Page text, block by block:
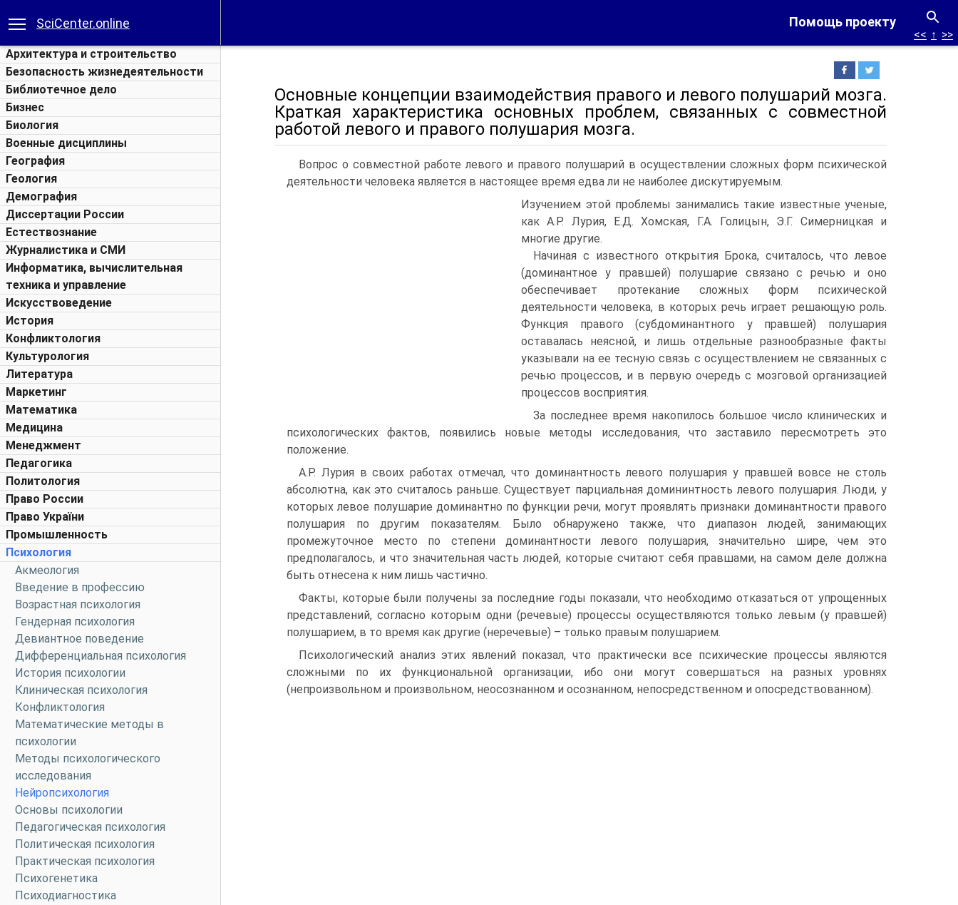
Помощь проекту
SciCenter.online
Архитектура и строительство
Безопасность жизнедеятельности
Библиотечное дело
Бизнес
Биология
Военные дисциплины
География
Геология
Демография
Диссертации России
Естествознание
Журналистика и СМИ
Информатика, вычислительная
техника и управление
Искусствоведение
История
Конфликтология
Культурология
Литература
Маркетинг
Математика
Медицина
Менеджмент
Педагогика
Политология
Право России
Право України
Промышленность
Психология
Акмеология
Введение в профессию
Возрастная психология
Гендерная психология
Девиантное поведение
Дифференциальная психология
История психологии
Клиническая психология
Конфликтология
Математические методы в
психологии
Методы психологического
исследования
Нейропсихология
Основы психологии
Педагогическая психология
Политическая психология
Практическая психология
Психогенетика
Психодиагностика
<< ↑ >>
Основные концепции взаимодействия правого и левого полушарий мозга.
Краткая характеристика основных проблем, связанных с совместной
работой левого и правого полушария мозга.
Вопрос о совместной работе левого и правого полушарий в осуществлении сложных форм психической
деятельности человека является в настоящее время едва ли не наиболее дискутируемым.
Изучением этой проблемы занимались такие известные ученые,
как А.Р. Лурия, Е.Д. Хомская, Г.А. Голицын, Э.Г. Симерницкая и
многие другие.
Начиная с известного открытия Брока, считалось, что левое
(доминантное у правшей) полушарие связано с речью и оно
обеспечивает протекание сложных форм психической
деятельности человека, в которых речь играет решающую роль.
Функция правого (субдоминантного у правшей) полушария
оставалась неясной, и лишь отдельные разнообразные факты
указывали на ее тесную связь с осуществлением не связанных с
речью процессов, и в первую очередь с мозговой организацией
процессов восприятия.
За последнее время накопилось большое число клинических и
психологических фактов, появились новые методы исследования, что заставило пересмотреть это
положение.
А.Р. Лурия в своих работах отмечал, что доминантность левого полушария у правшей вовсе не столь
абсолютна, как это считалось раньше. Существует парциальная домининтность левого полушария. Люди, у
которых левое полушарие доминантно по функции речи, могут проявлять признаки доминантности правого
полушария по другим показателям. Было обнаружено также, что диапазон людей, занимающих
промежуточное место по степени доминантности левого полушария, значительно шире, чем это
предполагалось, и что значительная часть людей, которые считают себя правшами, на самом деле должна
быть отнесена к ним лишь частично.
Факты, которые были получены за последние годы показали, что необходимо отказаться от упрощенных
представлений, согласно которым одни (речевые) процессы осуществляются только левым (у правшей)
полушарием, в то время как другие (неречевые) – только правым полушарием.
Психологический анализ этих явлений показал, что практически все психические процессы являются
сложными по их функциональной организации, ибо они могут совершаться на разных уровнях
(непроизвольном и произвольном, неосознанном и осознанном, непосредственном и опосредствованном).